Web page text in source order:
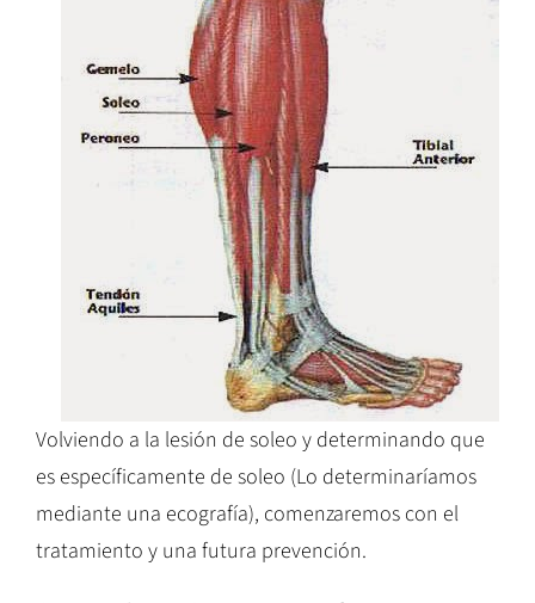
Volviendo a la lesión de soleo y determinando que
es específicamente de soleo (Lo determinaríamos
mediante una ecografía), comenzaremos con el
tratamiento y una futura prevención.